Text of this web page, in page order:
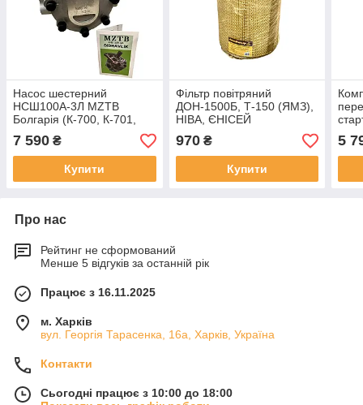
Насос шестерний
НСШ100А-3Л MZTB
Болгарія (К-700, К-701,
К-744, Т-150,
Т-150К,Дон-1500, Нива
СК-5, Єнісей)
7 590 ₴
Купити
Фільтр повітряний
ДОН-1500Б, Т-150 (ЯМЗ),
НІВА, ЄНІСЕЙ
250І-1109080
970₴
Купити
кВт
5
Про нас
Рейтинг не сформований
Менше 5 відгуків за останній рік
Працює з 16.11.2025
м. Харків
вул. Георгія Тарасенка, 16а, Харків, Україна
Контакти
Сьогодні працює з 10:00 до 18:00